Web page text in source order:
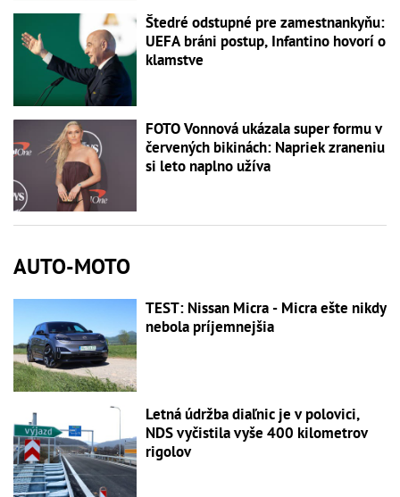
Štedré odstupné pre zamestnankyňu:
UEFA bráni postup, Infantino hovorí o
klamstve
FOTO Vonnová ukázala super formu v
červených bikinách: Napriek zraneniu
si leto naplno užíva
AUTO-MOTO
TEST: Nissan Micra - Micra ešte nikdy
nebola príjemnejšia
Letná údržba diaľnic je v polovici,
NDS vyčistila vyše 400 kilometrov
rigolov